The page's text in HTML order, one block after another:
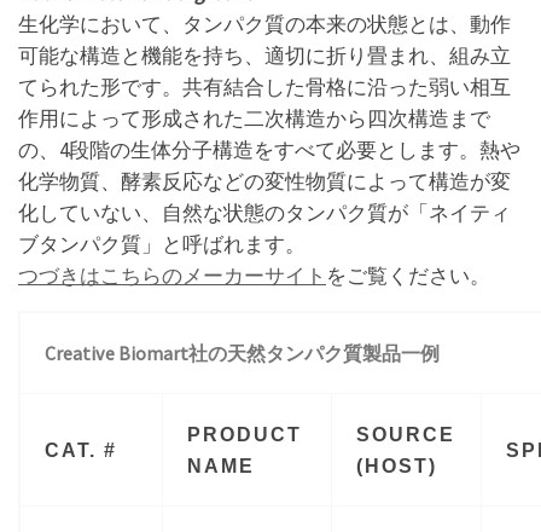
生化学において、タンパク質の本来の状態とは、動作
可能な構造と機能を持ち、適切に折り畳まれ、組み立
てられた形です。共有結合した骨格に沿った弱い相互
作用によって形成された二次構造から四次構造まで
の、4段階の生体分子構造をすべて必要とします。熱や
化学物質、酵素反応などの変性物質によって構造が変
化していない、自然な状態のタンパク質が「ネイティ
ブタンパク質」と呼ばれます。
つづきはこちらのメーカーサイト をご覧ください。
Creative Biomart社の天然タンパク質製品一例
CAT. #
PRODUCT
NAME
SOURCE
(HOST)